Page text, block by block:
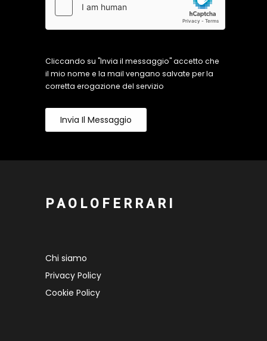
Cliccando su "Invia il messaggio" accetto che
il mio nome e la mail vengano salvate per la
corretta erogazione del servizio
Invia Il Messaggio
P A O L O F E R R A R I
Chi siamo
Privacy Policy
Cookie Policy